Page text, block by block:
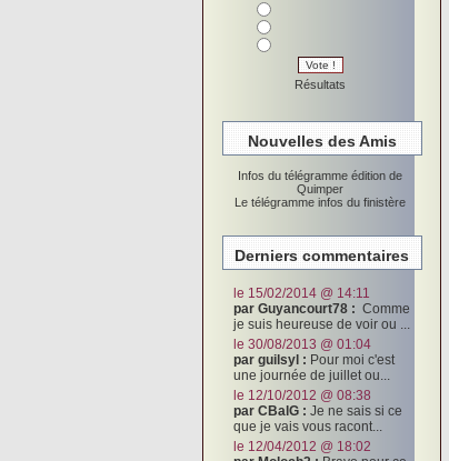
Vote !
Résultats
Nouvelles des Amis
Infos du télégramme édition de
Quimper
Le télégramme infos du finistère
Derniers commentaires
le 15/02/2014 @ 14:11
par Guyancourt78 : Comme
je suis heureuse de voir ou ...
le 30/08/2013 @ 01:04
par guilsyl : Pour moi c'est
une journée de juillet ou...
le 12/10/2012 @ 08:38
par CBalG : Je ne sais si ce
que je vais vous racont...
le 12/04/2012 @ 18:02